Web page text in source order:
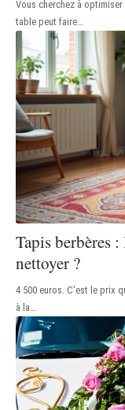
Vous cherchez à
table peut faire…
Tapis berbères
nettoyer ?
4 500 euros. C'est le prix
à la